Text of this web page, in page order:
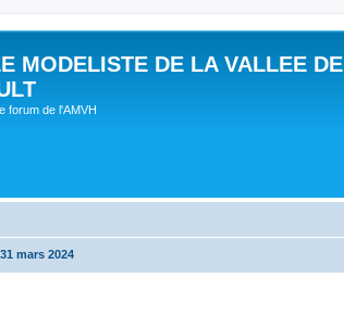
MODELISTE DE LA VALLEE DE
forum de l'AMVH
mars 2024